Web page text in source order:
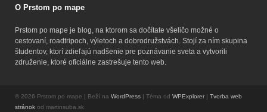
O Prstom po mape
Prstom po mape je blog, na ktorom sa dočítate všeličo možné o
cestovaní, roadtripoch, výletoch a dobrodružstvách. Stojí za ním skupina
študentov, ktorí zdieľajú nadšenie pre poznávanie sveta a vytvorili
združenie, ktoré oficiálne zastrešuje tento web.
© 2026 Prstom po mape | Beží na WordPress | Téma od WPExplorer | Tvorba web
stránok od martinsuba.sk